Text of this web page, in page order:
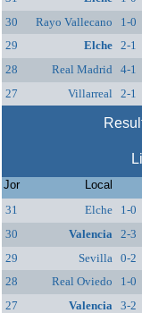
30
Rayo Vallecano 1-0
29
Elche 2-1
28
Real Madrid 4-1
27
Villarreal 2-1
Jor Local
31
Elche 1-0
30
Valencia 2-3
29
Sevilla 0-2
28
Real Oviedo 1-0
27
Valencia 3-2